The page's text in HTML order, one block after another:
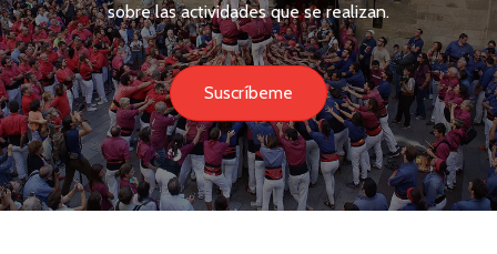
sobre las actividades que se realizan.
Suscríbeme